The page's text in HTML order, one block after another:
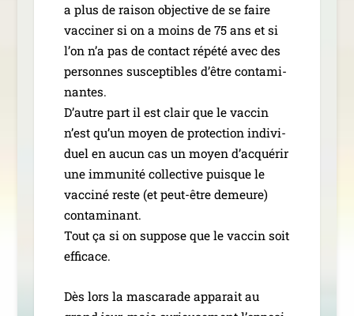
a plus de rai­son objec­tive de se faire
vac­ci­ner si on a moins de 75 ans et si
l’on n’a pas de contact répé­té avec des
per­sonnes sus­cep­tibles d’être conta­mi­
nantes.
D’autre part il est clair que le vac­cin
n’est qu’un moyen de pro­tec­tion indi­vi­
duel en aucun cas un moyen d’ac­qué­rir
une immu­ni­té col­lec­tive puisque le
vac­ci­né reste (et peut-être demeure)
conta­mi­nant.
Tout ça si on sup­pose que le vac­cin soit
efficace.
Dès lors la mas­ca­rade appa­rait au